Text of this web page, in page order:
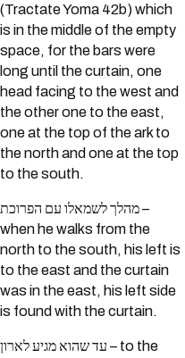
(Tractate Yoma 42b) which
is in the middle of the empty
space, for the bars were
long until the curtain, one
head facing to the west and
the other one to the east,
one at the top of the ark to
the north and one at the top
to the south.
מהלך לשמאלו עם הפרוכת –
when he walks from the
north to the south, his left is
to the east and the curtain
was in the east, his left side
is found with the curtain.
עד שהוא מגיע לארון – to the